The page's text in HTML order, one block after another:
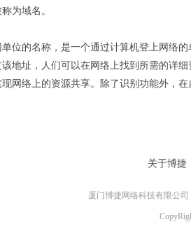
为域名。
位的名称，是一个通过计算机登上网络
地址，人们可以在网络上找到所需的详
网络上的资源共享。除了识别功能外，
关于博捷
厦门博捷网络科技有限公司